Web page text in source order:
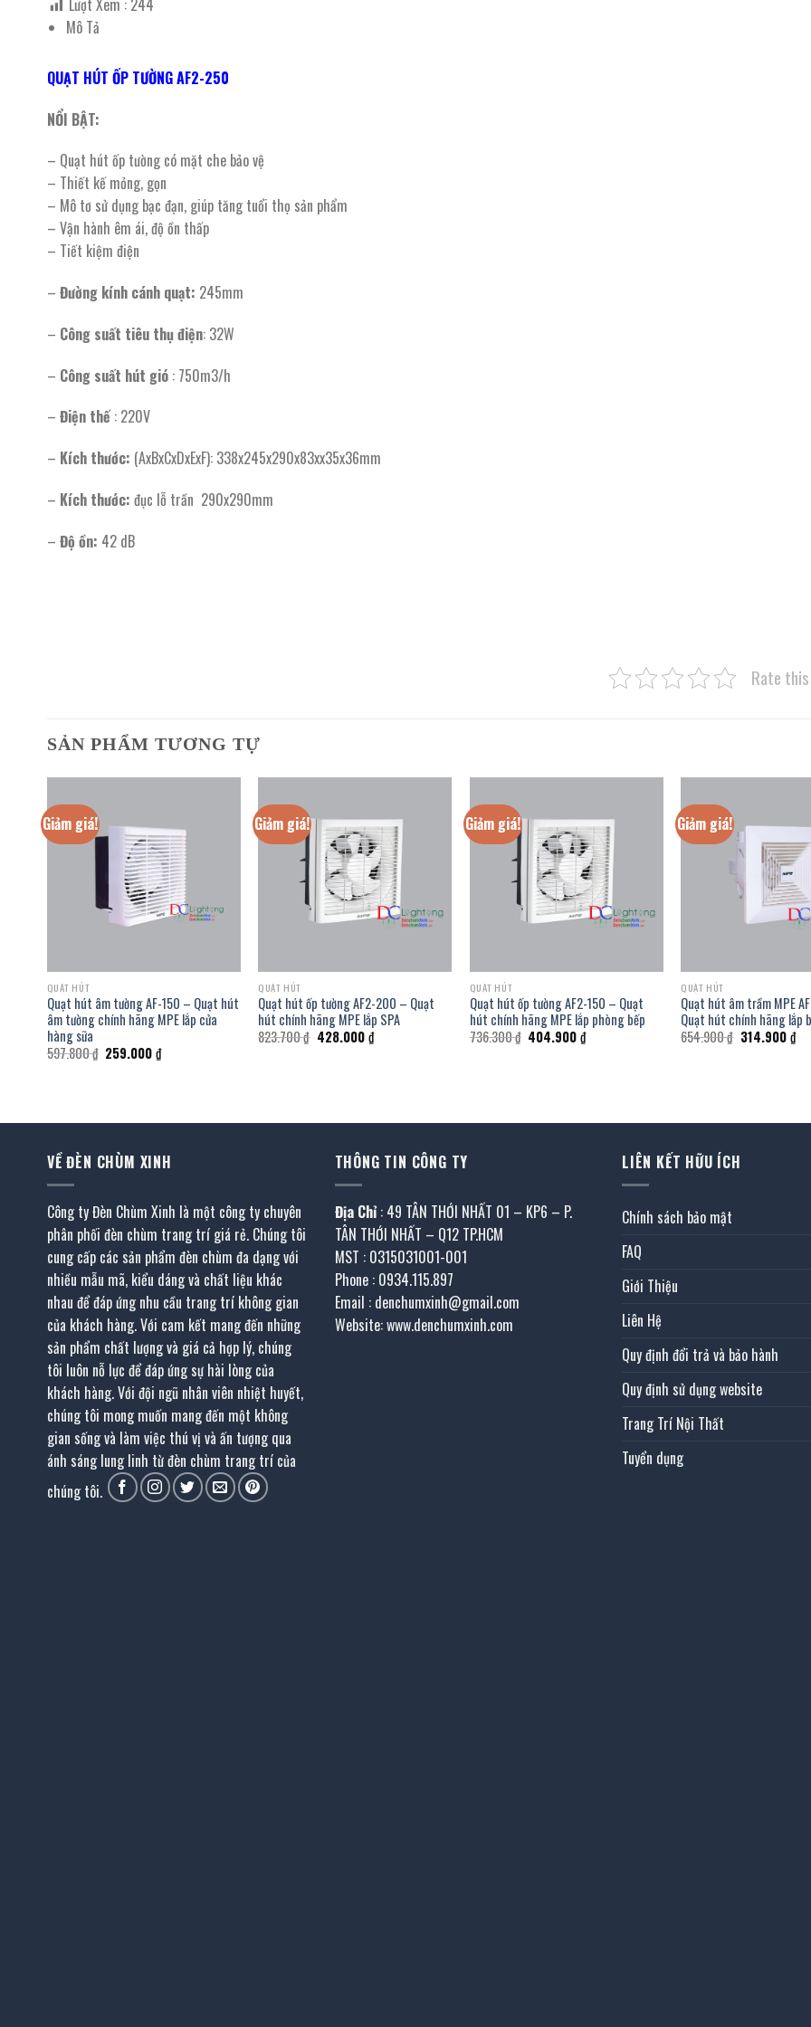
Lượt Xem : 244
Mô Tả
QUẠT HÚT ỐP TƯỜNG AF2-250
NỔI BẬT:
– Quạt hút ốp tường có mặt che bảo vệ
– Thiết kế mỏng, gọn
– Mô tơ sử dụng bạc đạn, giúp tăng tuổi thọ sản phẩm
– Vận hành êm ái, độ ồn thấp
– Tiết kiệm điện
– Đường kính cánh quạt: 245mm
– Công suất tiêu thụ điện: 32W
– Công suất hút gió : 750m3/h
– Điện thế: 220V
– Kích thước: (AxBxCxDxExF): 338x245x290x83xx35x36mm
– Kích thước: đục lỗ trần 290x290mm
– Độ ồn: 42 dB
Rate
SẢN PHẨM TƯƠNG TỰ
Giảm giá!
QUẠT HÚT
Quạt hút âm tường AF-150 – Quạt hút
âm tường chính hãng MPE lắp cửa
hàng sữa
597.800₫ Giá
gốc
259.000₫Giá
Giảm giá!
QUẠT HÚT
Quạt hút ốp tường AF2-200 – Quạt
hút chính hãng MPE lắp SPA
823.700₫ Giá
gốc
428.000₫Giá
hiện
Giảm giá!
QUẠT HÚT
Quạt hút ốp tường AF2-150 – Quạt
hút chính hãng MPE lắp phòng bếp
736.300₫ Giá
gốc
404.900₫Giá
Giảm giá!
QUẠT HÚT
Quạt hút âm trầm MPE
Quạt hút chính hãng lắp
654.900₫ Giá
gốc
314.900₫Giá
hiện
VỀ ĐÈN CHÙM XINH
Công ty Đèn Chùm Xinh là một công ty chuyên
phân phối đèn chùm trang trí giá rẻ. Chúng tôi
cung cấp các sản phẩm đèn chùm đa dạng với
nhiều mẫu mã, kiểu dáng và chất liệu khác
nhau để đáp ứng nhu cầu trang trí không gian
của khách hàng. Với cam kết mang đến những
sản phẩm chất lượng và giá cả hợp lý, chúng
tôi luôn nỗ lực để đáp ứng sự hài lòng của
khách hàng. Với đội ngũ nhân viên nhiệt huyết,
chúng tôi mong muốn mang đến một không
gian sống và làm việc thú vị và ấn tượng qua
ánh sáng lung linh từ đèn chùm trang trí của
chúng tôi.
THÔNG TIN CÔNG TY
Địa Chỉ : 49 TÂN THỚI NHẤT 01 – KP6 – P.
TÂN THỚI NHẤT – Q12 TP.HCM
MST : 0315031001-001
Phone : 0934.115.897
Email : denchumxinh@gmail.com
Website: www.denchumxinh.com
LIÊN KẾT HỮU ÍCH
Chính sách bảo mật
FAQ
Giới Thiệu
Liên Hệ
Quy định đổi trả và bảo hành
Quy định sử dụng website
Trang Trí Nội Thất
Tuyển dụng